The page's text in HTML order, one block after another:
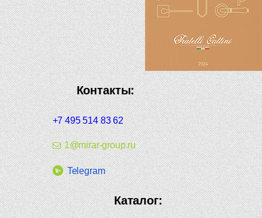
Контакты:
+7 495 514 83 62
1@mirar-group.ru
Telegram
Каталог: